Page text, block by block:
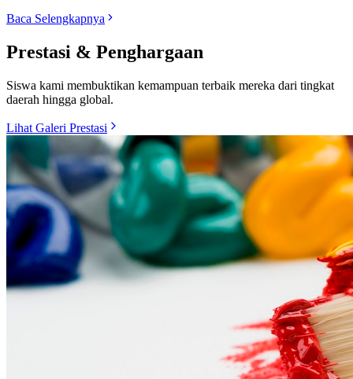
Baca Selengkapnya
Prestasi & Penghargaan
Siswa kami membuktikan kemampuan terbaik mereka dari tingkat
daerah hingga global.
Lihat Galeri Prestasi